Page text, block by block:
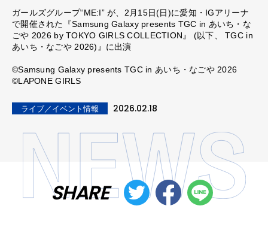
ガールズグループ“ME:I” が、2月15日(日)に愛知・IGアリーナ
で開催された『Samsung Galaxy presents TGC in あいち・な
ごや 2026 by TOKYO GIRLS COLLECTION』 (以下、 TGC in
あいち・なごや 2026)』に出演
©Samsung Galaxy presents TGC in あいち・なごや 2026
©LAPONE GIRLS
ライブ／イベント情報 2026.02.18
SHARE